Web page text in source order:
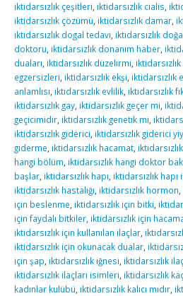
iktidarsızlık çeşitleri, iktidarsızlık cialis,
iktidarsızlık çözümü, iktidarsızlık damar,
iktidarsızlık dogal tedavi, iktidarsızlık
doktoru, iktidarsızlık donanım haber,
duaları, iktidarsızlık düzelirmi,
egzersizleri, iktidarsızlık ekşi, iktidarsızlık
anlamlısı, iktidarsızlık evlilik, iktidarsızlık
iktidarsızlık gay, iktidarsızlık geçer mi,
geçicimidir, iktidarsızlık genetik mi,
iktidarsızlık giderici, iktidarsızlık giderici
giderme, iktidarsızlık hacamat,
hangi bölüm, iktidarsızlık hangi doktor
başlar, iktidarsızlık hapı, iktidarsızlık
iktidarsızlık hastalığı, iktidarsızlık hormon,
için beslenme, iktidarsızlık için bitki,
için faydalı bitkiler, iktidarsızlık için
iktidarsızlık için kullanılan ilaçlar,
iktidarsızlık için okunacak dualar,
için şap, iktidarsızlık iğnesi, iktidarsızlık
iktidarsızlık ilaçları isimleri, iktidarsızlık
kadınlar kulübü, iktidarsızlık kalıcı mıdır,